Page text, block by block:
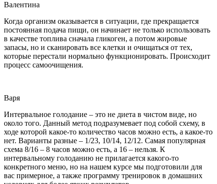
Валентина
Когда организм оказывается в ситуации, где прекращается
постоянная подача пищи, он начинает не только использовать
в качестве топлива сначала гликоген, а потом жировые
запасы, но и сканировать все клетки и очищаться от тех,
которые перестали нормально функционировать. Происходит
процесс самоочищения.
Варя
Интервальное голодание – это не диета в чистом виде, но
около того. Данный метод подразумевает под собой схему, в
ходе которой какое-то количество часов можно есть, а какое-то
нет. Варианты разные – 1/23, 10/14, 12/12. Самая популярная
схема 8/16 – 8 часов можно есть, а 16 – нельзя. К
интервальному голоданию не прилагается какого-то
конкретного меню, но на нашем курсе мы подготовили для
вас примерное, а также программу тренировок в домашних